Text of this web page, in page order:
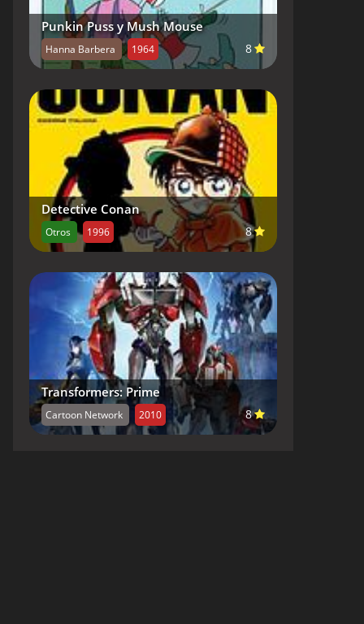
Punkin Puss y Mush Mouse
Hanna Barbera 1964 8
Detective Conan
Otros 1996 8
Transformers: Prime
Cartoon Network 2010 8